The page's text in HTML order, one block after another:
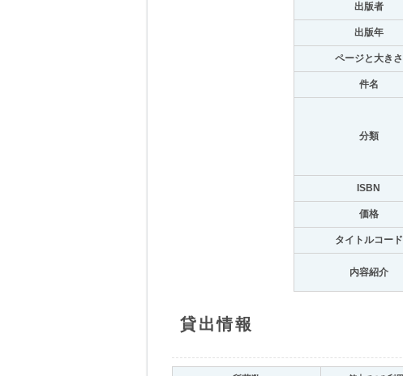
出版者
出版年
ページと大きさ
件名
分類
ISBN
価格
タイトルコード
内容紹介
貸出情報